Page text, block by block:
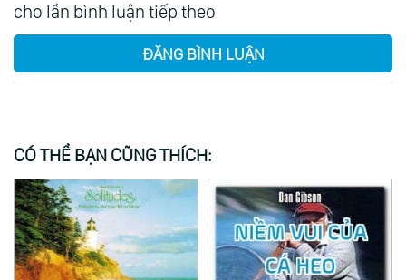
cho lần bình luận tiếp theo
ĐĂNG BÌNH LUẬN
CÓ THỂ BẠN CŨNG THÍCH: